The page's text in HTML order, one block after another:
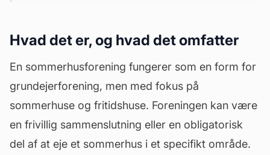
Hvad det er, og hvad det omfatter
En sommerhusforening fungerer som en form for
grundejerforening, men med fokus på
sommerhuse og fritidshuse. Foreningen kan være
en frivillig sammenslutning eller en obligatorisk
del af at eje et sommerhus i et specifikt område.